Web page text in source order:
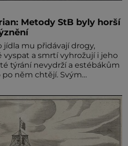
Metody StB byly horší
jídla mu přidávají drogy,
vyspat a smrtí vyhrožují i jeho
týrání nevydrží a estébákům
po něm chtějí. Svým
fyzický ani psychický nátlak.
chce být knězem a